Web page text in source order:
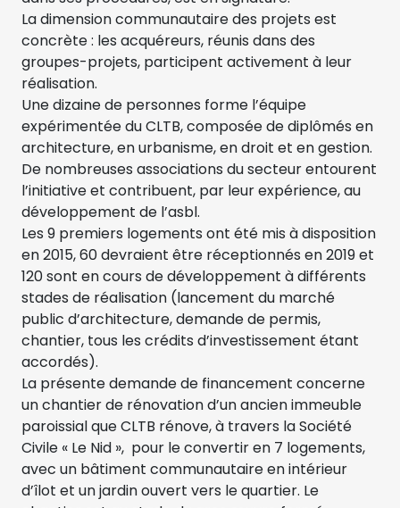
La dimension communautaire des projets est
concrète : les acquéreurs, réunis dans des
groupes-projets, participent activement à leur
réalisation.
Une dizaine de personnes forme l’équipe
expérimentée du CLTB, composée de diplômés en
architecture, en urbanisme, en droit et en gestion.
De nombreuses associations du secteur entourent
l’initiative et contribuent, par leur expérience, au
développement de l’asbl.
Les 9 premiers logements ont été mis à disposition
en 2015, 60 devraient être réceptionnés en 2019 et
120 sont en cours de développement à différents
stades de réalisation (lancement du marché
public d’architecture, demande de permis,
chantier, tous les crédits d’investissement étant
accordés).
La présente demande de financement concerne
un chantier de rénovation d’un ancien immeuble
paroissial que CLTB rénove, à travers la Société
Civile « Le Nid », pour le convertir en 7 logements,
avec un bâtiment communautaire en intérieur
d’îlot et un jardin ouvert vers le quartier. Le